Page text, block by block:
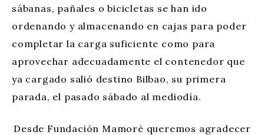
sábanas, pañales o bicicletas se han ido
ordenando y almacenando en cajas para poder
completar la carga suficiente como para
aprovechar adecuadamente el contenedor que
ya cargado salió destino Bilbao, su primera
parada, el pasado sábado al mediodía.
Desde Fundación Mamoré queremos agradecer